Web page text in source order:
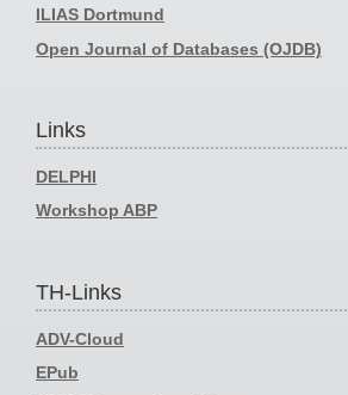
ILIAS Dortmund
Open Journal of Databases (OJDB)
Links
DELPHI
Workshop ABP
TH-Links
ADV-Cloud
EPub